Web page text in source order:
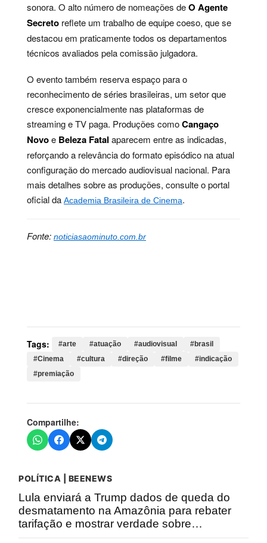
sonora. O alto número de nomeações deO Agente
Secreto reflete um trabalho de equipe coeso, que se
destacou em praticamente todos os departamentos
técnicos avaliados pela comissão julgadora.
O evento também reserva espaço para o
reconhecimento de séries brasileiras, um setor que
cresce exponencialmente nas plataformas de
streaming e TV paga. Produções comoCangaço
Novoe Beleza Fatal aparecem entre as indicadas,
reforçando a relevância do formato episódico na atual
configuração do mercado audiovisual nacional. Para
mais detalhes sobre as produções, consulte o portal
oficial da Academia Brasileira de Cinema.
Fonte: noticiasaominuto.com.br
Tags: #arte #atuação #audiovisual
#brasil
#Cinema
#cultura #direção #filme
#indicação
#premiação
Compartilhe:
POLÍTICA | BEENEWS
Lula enviará a Trump dados de queda do
desmatamento na Amazônia para rebater
tarifação e mostrar verdade sobre…